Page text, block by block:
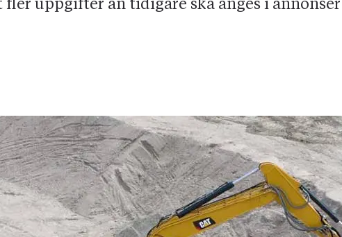
uppgifter än tidigare ska anges i